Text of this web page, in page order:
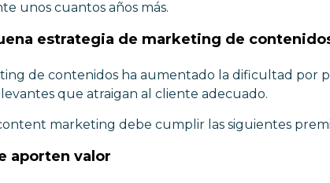
unos cuantos años más.
estrategia de marketing de
de contenidos ha aumentado la dificultad por
que atraigan al cliente adecuado.
marketing debe cumplir las siguientes
aporten valor